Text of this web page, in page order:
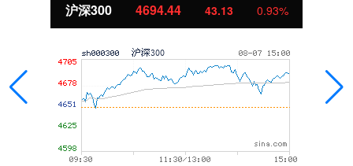
沪深300 4694.44 43.13 0.93%